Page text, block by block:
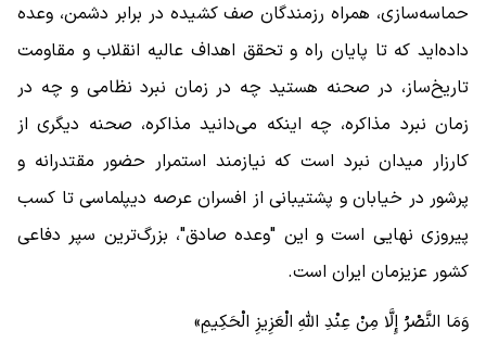
حماسه‌سازی، همراه رزمندگان صف کشیده در برابر دشمن، وعده
داده‌اید که تا پایان راه و تحقق اهداف عالیه انقلاب و مقاومت
تاریخ‌ساز، در صحنه هستید چه در زمان نبرد نظامی و چه در
زمان نبرد مذاکره، چه اینکه می‌دانید مذاکره، صحنه دیگری از
کارزار میدان نبرد است که نیازمند استمرار حضور مقتدرانه و
پرشور در خیابان و پشتیبانی از افسران عرصه دیپلماسی تا کسب
پیروزی نهایی است و این "وعده صادق"، بزرگ‌ترین سپر دفاعی
کشور عزیزمان ایران است.
وَمَا النَّصْرُ إِلَّا مِنْ عِنْدِ اللَّهِ الْعَزِیزِ الْحَکِیمِ»